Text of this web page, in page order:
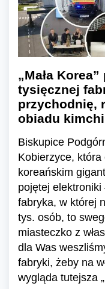
„Mała
tysięcznej
przychodnię,
obiadu
Biskupice
Kobierzyce,
koreańskim
pojętej
fabryka, w której
tys. osób, to
miasteczko z
dla Was
fabryki, żeby na
wygląda tutejsza